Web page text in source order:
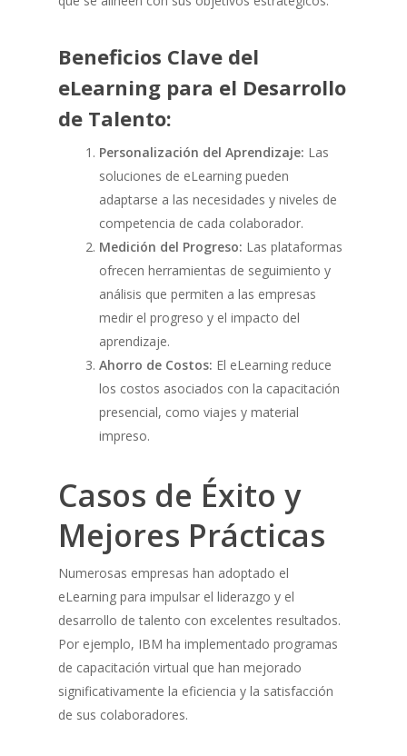
Beneficios Clave del
eLearning para el Desarrollo
de Talento:
Personalización del Aprendizaje: Las
soluciones de eLearning pueden
adaptarse a las necesidades y niveles de
competencia de cada colaborador.
Medición del Progreso: Las plataformas
ofrecen herramientas de seguimiento y
análisis que permiten a las empresas
medir el progreso y el impacto del
aprendizaje.
Ahorro de Costos: El eLearning reduce
los costos asociados con la capacitación
presencial, como viajes y material
impreso.
Casos de Éxito y
Mejores Prácticas
Numerosas empresas han adoptado el
eLearning para impulsar el liderazgo y el
desarrollo de talento con excelentes resultados.
Por ejemplo, IBM ha implementado programas
de capacitación virtual que han mejorado
significativamente la eficiencia y la satisfacción
de sus colaboradores.